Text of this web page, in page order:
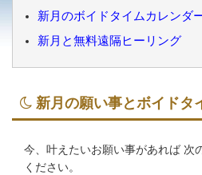
新月のボイドタイムカレンダ
新月と無料遠隔ヒーリング
新月の願い事とボイドタ
今、叶えたいお願い事があれば 次
ください。